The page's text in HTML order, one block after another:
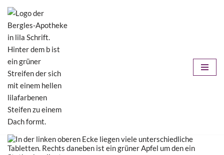
Zum
Inhalt
springen